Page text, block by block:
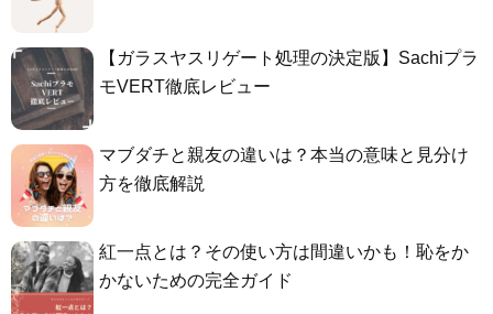
【ガラスヤスリゲート処理の決定版】Sachiプラ
モVERT徹底レビュー
マブダチと親友の違いは？本当の意味と見分け
方を徹底解説
紅一点とは？その使い方は間違いかも！恥をか
かないための完全ガイド